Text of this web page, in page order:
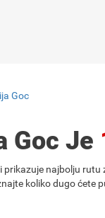
Goc
Goc Je
najbolju rutu
koliko dugo ćete